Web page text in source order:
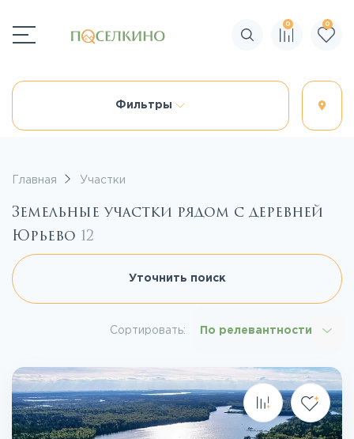
Поиск по сайту
0 0
Фильтры
Главная Участки
Земельные участки рядом с деревней
Юрьево 12
Уточнить поиск
Сортировать: По релевантности